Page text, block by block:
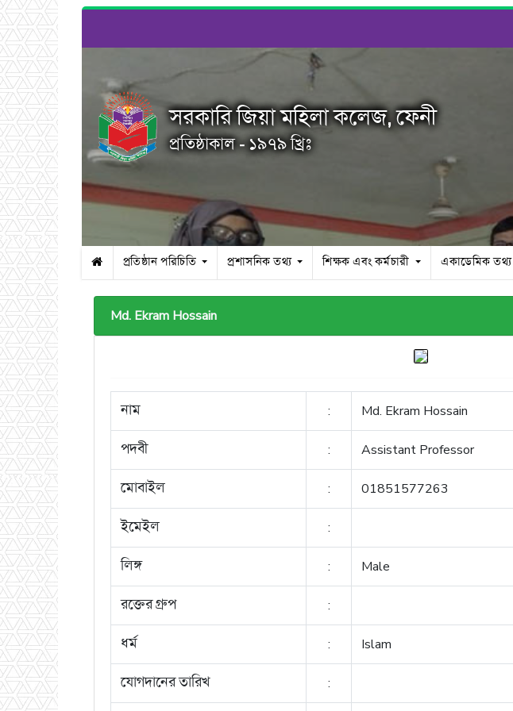
সরকারি জিয়া মহিলা কলেজ, ফেনী
প্রতিষ্ঠাকাল - ১৯৭৯ খ্রিঃ
প্রতিষ্ঠান পরিচিতি প্রশাসনিক তথ্য শিক্ষক এবং কর্মচারী একাডেমিক তথ্য
Md. Ekram Hossain
নাম : Md. Ekram Hossain
পদবী : Assistant Professor
মোবাইল : 01851577263
ইমেইল :
লিঙ্গ : Male
রক্তের গ্রুপ :
ধর্ম : Islam
যোগদানের তারিখ :